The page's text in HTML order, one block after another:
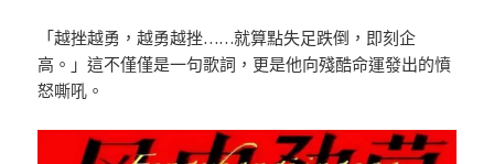
「越挫越勇，越勇越挫……就算點失足跌倒，即刻企
高。」這不僅僅是一句歌詞，更是他向殘酷命運發出的憤
怒嘶吼。